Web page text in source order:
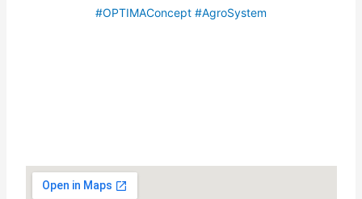
#OPTIMAConcept #AgroSystem